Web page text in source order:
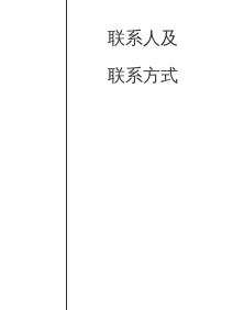
联系人及
联系方式